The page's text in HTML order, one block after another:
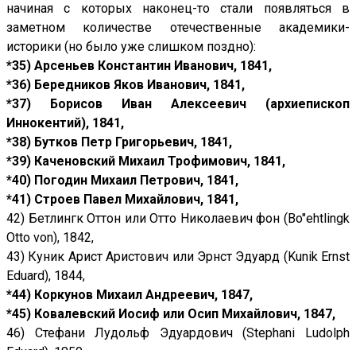
начиная с которых наконец-то стали появляться в
заметном количестве отечественные академики-
историки (но было уже слишком поздно):
*35) Арсеньев Константин Иванович, 1841,
*36) Бередников Яков Иванович, 1841,
*37) Борисов Иван Алексеевич (архиепископ
Иннокентий), 1841,
*38) Бутков Петр Григорьевич, 1841,
*39) Каченовский Михаил Трофимович, 1841,
*40) Погодин Михаил Петрович, 1841,
*41) Строев Павел Михайлович, 1841,
42) Бетлингк Оттон или Отто Николаевич фон (Bo"ehtlingk
Otto von), 1842,
43) Куник Арист Аристович или Эрнст Эдуард (Kunik Ernst
Eduard), 1844,
*44) Коркунов Михаил Андреевич, 1847,
*45) Ковалевский Иосиф или Осип Михайлович, 1847,
46) Стефани Лудольф Эдуардович (Stephani Ludolph